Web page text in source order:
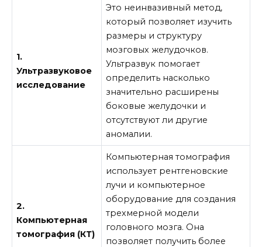
1.
Ультразвуковое
исследование
Это неинвазивный метод,
который позволяет изучить
размеры и структуру
мозговых желудочков.
Ультразвук помогает
определить насколько
значительно расширены
боковые желудочки и
отсутствуют ли другие
аномалии.
2.
Компьютерная
томография (КТ)
Компьютерная томография
использует рентгеновские
лучи и компьютерное
оборудование для создания
трехмерной модели
головного мозга. Она
позволяет получить более